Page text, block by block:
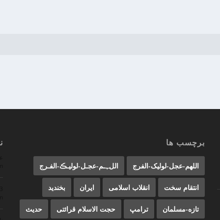
برچسب ها
اللهم-عجل-لولیک-الفرج اللﮩـم-عجـل-لولیـڪ-الفـرج
انتقام سخت انقلاب اسلامی ایران بخندید
تازه-مسلمان ترامپ حجت الاسلام قرائتی حدیث